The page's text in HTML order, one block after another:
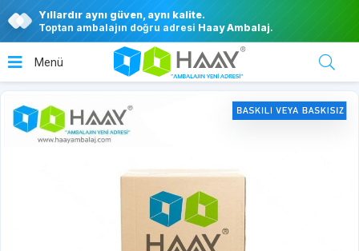
Yıllardır aynı güven, aynı kalite.
Toptan ambalajın doğru adresi Haay Ambalaj.